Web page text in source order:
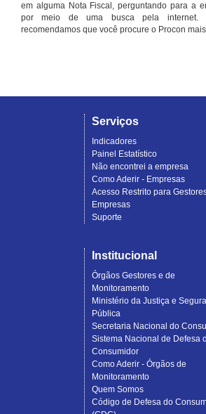
em alguma Nota Fiscal, perguntando para a
por meio de uma busca pela internet.
recomendamos que você procure o Procon
Serviços
Indicadores
Painel Estatístico
Não encontrei a empresa
Como Aderir - Empresas
Acesso Restrito para
Empresas
Suporte
Institucional
Órgãos Gestores e de
Monitoramento
Ministério da Justiça e
Pública
Secretaria Nacional do
Sistema Nacional de Defesa
Consumidor
Como Aderir - Órgãos de
Monitoramento
Quem Somos
Código de Defesa do